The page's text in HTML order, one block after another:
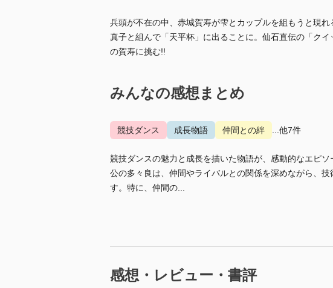
兵頭が不在の中、赤城賀寿が雫とカップルを組もうと現
真子と組んで「天平杯」に出ることに。仙石直伝の「ク
の賀寿に挑む!!
みんなの感想まとめ
競技ダンス 成長物語 仲間との絆 ...他7件
競技ダンスの魅力と成長を描いた物語が、感動的なエピ
公の多々良は、仲間やライバルとの関係を深めながら、
す。特に、仲間の...
感想・レビュー・書評